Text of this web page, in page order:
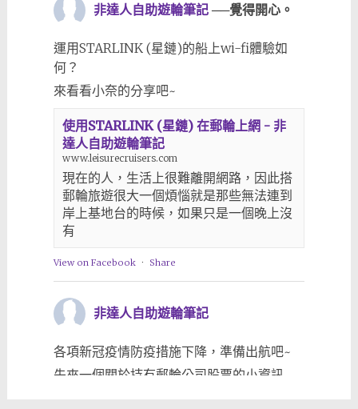
非達人自助遊輪筆記 ──覺得開心。
運用STARLINK (星鏈)的船上wi-fi體驗如
何？
來看看小奈的分享吧~
使用STARLINK (星鏈) 在郵輪上網 - 非
達人自助遊輪筆記
www.leisurecruisers.com
現在的人，生活上很難離開網路，因此搭
郵輪旅遊很大一個煩惱就是那些無法連到
岸上基地台的時候，如果只是一個晚上沒
有
View on Facebook · Share
非達人自助遊輪筆記
各項新冠疫情防疫措施下降，準備出航吧~
先來一個關於持有郵輪公司股票的小資訊